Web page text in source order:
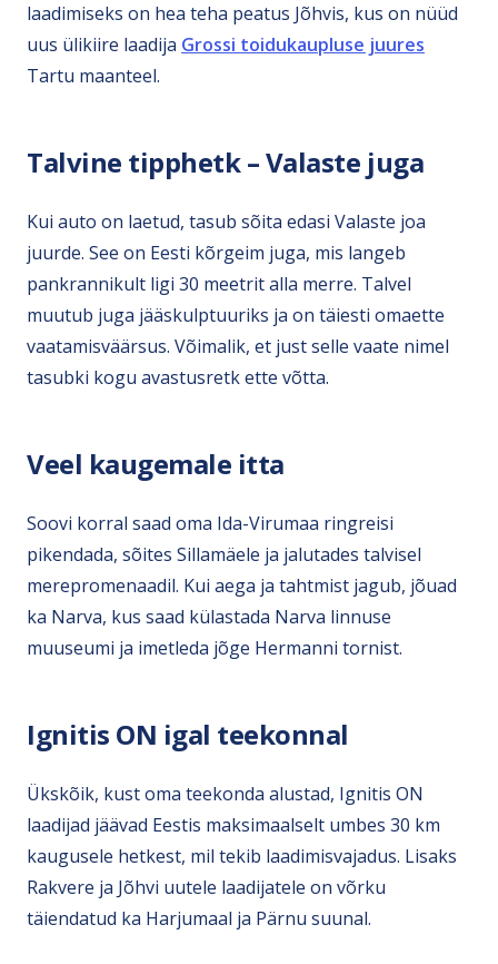
laadimiseks on hea teha peatus Jõhvis, kus on nüüd
uus ülikiire laadija Grossi toidukaupluse juures
Tartu maanteel.
Talvine tipphetk – Valaste juga
Kui auto on laetud, tasub sõita edasi Valaste joa
juurde. See on Eesti kõrgeim juga, mis langeb
pankrannikult ligi 30 meetrit alla merre. Talvel
muutub juga jääskulptuuriks ja on täiesti omaette
vaatamisväärsus. Võimalik, et just selle vaate nimel
tasubki kogu avastusretk ette võtta.
Veel kaugemale itta
Soovi korral saad oma Ida-Virumaa ringreisi
pikendada, sõites Sillamäele ja jalutades talvisel
merepromenaadil. Kui aega ja tahtmist jagub, jõuad
ka Narva, kus saad külastada Narva linnuse
muuseumi ja imetleda jõge Hermanni tornist.
Ignitis ON igal teekonnal
Ükskõik, kust oma teekonda alustad, Ignitis ON
laadijad jäävad Eestis maksimaalselt umbes 30 km
kaugusele hetkest, mil tekib laadimisvajadus. Lisaks
Rakvere ja Jõhvi uutele laadijatele on võrku
täiendatud ka Harjumaal ja Pärnu suunal.